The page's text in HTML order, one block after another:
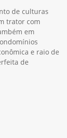
de culturas
trator com
em
e raio de
de